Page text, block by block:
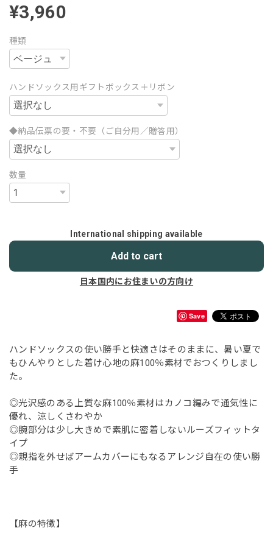
¥3,960
種類
ハンドソックス用ギフトボックス＋リボン
◆納品伝票の要・不要（ご自分用／贈答用）
数量
International shipping available
Add to cart
日本国内にお住まいの方向け
Save
ハンドソックスの使い勝手と快適さはそのままに、暑い夏で
もひんやりとした着け心地の麻100％素材でおつくりしまし
た。
◎光沢感のある上質な麻100％素材はカノコ編みで通気性に
優れ、涼しくさわやか
◎腕部分は少し大きめで素肌に密着しないルーズフィットタ
イプ
◎親指を外せばアームカバーにもなるアレンジ自在の使い勝
手
【麻の特徴】